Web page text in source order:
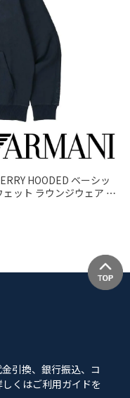
HOODED ベーシッ
ット ラウンジウェア EU
引換、銀行振込、コ
くはご利用ガイドを